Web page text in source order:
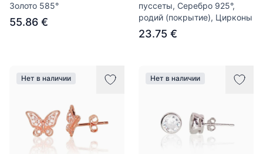
Золото 585°
55.86 €
пуссеты, Серебро 925°,
родий (покрытие), Цирконы
23.75 €
Нет в наличии Нет в наличии